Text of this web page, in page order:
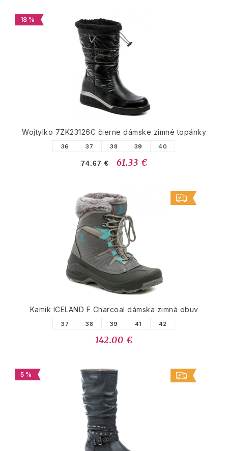
18 %
Wojtylko 7ZK23126C čierne dámske zimné topánky
36 37 38 39 40
74.67 € 61.33 €
Kamik ICELAND F Charcoal dámska zimná obuv
37 38 39 41 42
142.00 €
5 %